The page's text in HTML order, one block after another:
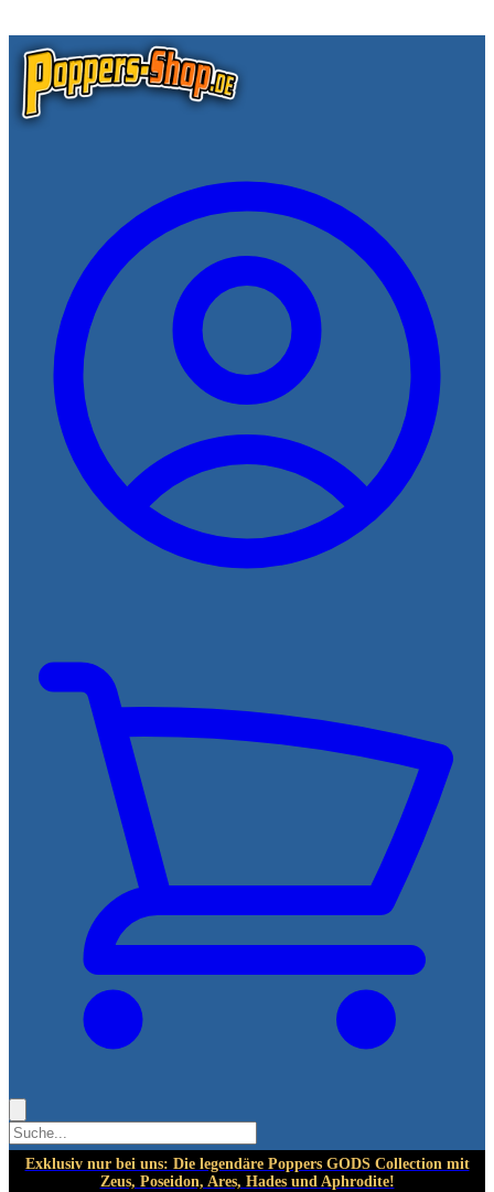
Exklusiv nur bei uns: Die legendäre Poppers GODS Collection mit
Zeus, Poseidon, Ares, Hades und Aphrodite!